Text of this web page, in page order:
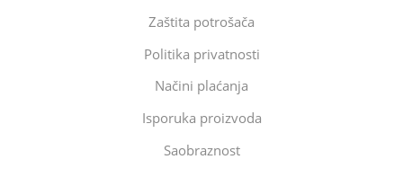
Zaštita potrošača
Politika privatnosti
Načini plaćanja
Isporuka proizvoda
Saobraznost